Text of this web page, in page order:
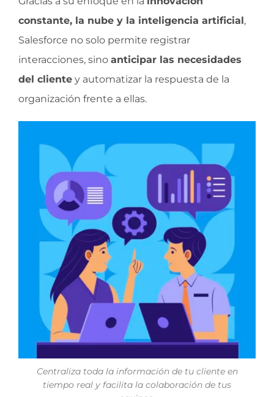
constante, la nube y la inteligencia artificial,
Salesforce no solo permite registrar
interacciones, sino anticipar las necesidades
del cliente y automatizar la respuesta de la
organización frente a ellas.
Centraliza toda la información de tu cliente en
tiempo real y facilita la colaboración de tus